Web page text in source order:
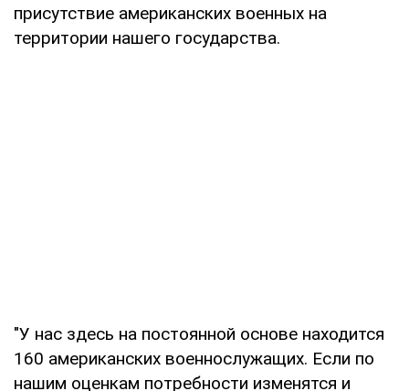
присутствие американских военных на
территории нашего государства.
"У нас здесь на постоянной основе находится
160 американских военнослужащих. Если по
нашим оценкам потребности изменятся и